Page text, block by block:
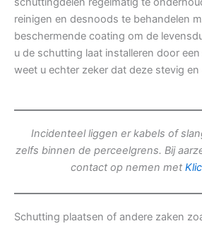
reinigen en desnoods te behandelen
beschermende coating om de
u de schutting laat installeren door
weet u echter zeker dat deze stevig en
Incidenteel liggen er kabels of
zelfs binnen de perceelgrens. Bij
contact op nemen met
Schutting plaatsen of andere zaken